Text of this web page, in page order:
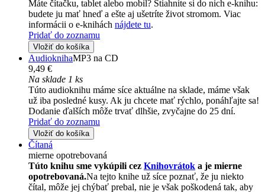
Máte čítačku, tablet alebo mobil? Stiahnite si do nich e-knihu:
budete ju mať hneď a ešte aj ušetríte život stromom. Viac
informácii o e-knihách nájdete tu.
Pridať do zoznamu
Vložiť do košíka
AudioknihaMP3 na CD
9,49 €
Na sklade 1 ks
Túto audioknihu máme síce aktuálne na sklade, máme však
už iba posledné kusy. Ak ju chcete mať rýchlo, ponáhľajte sa!
Dodanie ďalších môže trvať dlhšie, zvyčajne do 25 dní.
Pridať do zoznamu
Vložiť do košíka
Čítaná
mierne opotrebovaná
Túto knihu sme vykúpili cez Knihovrátok a je mierne
opotrebovaná.Na tejto knihe už síce poznať, že ju niekto
čítal, môže jej chýbať prebal, nie je však poškodená tak, aby